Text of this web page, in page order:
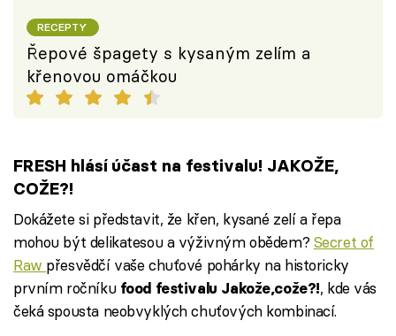
RECEPTY
Řepové špagety s kysaným zelím a
křenovou omáčkou
FRESH hlásí účast na festivalu! JAKOŽE,
COŽE?!
Dokážete si představit, že křen, kysané zelí a řepa
mohou být delikatesou a výživným obědem? Secret of
Raw přesvědčí vaše chuťové pohárky na historicky
prvním ročníku food festivalu Jakože,cože?!, kde vás
čeká spousta neobvyklých chuťových kombinací.